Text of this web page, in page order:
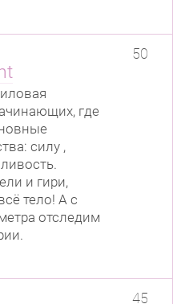
где
силу ,
и гири,
тело! А с
отследим
50
45